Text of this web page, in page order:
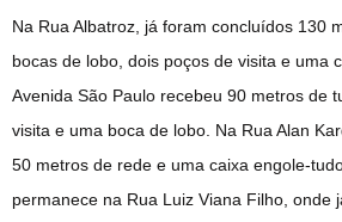
Na Rua Albatroz, já foram concluídos 130
bocas de lobo, dois poços de visita e uma
Avenida São Paulo recebeu 90 metros de
visita e uma boca de lobo. Na Rua Alan
50 metros de rede e uma caixa engole-
permanece na Rua Luiz Viana Filho, onde